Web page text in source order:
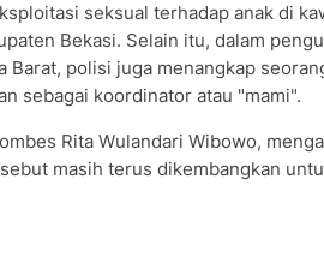
seksual terhadap anak di
Bekasi. Selain itu, dalam
Barat, polisi juga menangkap
sebagai koordinator atau "mami".
Rita Wulandari Wibowo,
masih terus dikembangkan